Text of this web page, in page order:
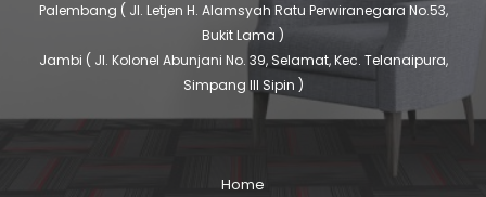
Palembang ( Jl. Letjen H. Alamsyah Ratu Perwiranegara No.53,
Bukit Lama )
Jambi ( Jl. Kolonel Abunjani No. 39, Selamat, Kec. Telanaipura,
Simpang III Sipin )
Home